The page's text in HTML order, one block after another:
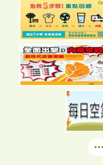
國家防災日就地避難演練